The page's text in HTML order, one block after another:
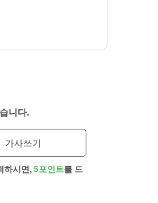
니다.
가사쓰기
하시면,5포인트를 드